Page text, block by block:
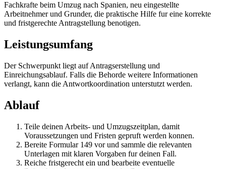
Fachkrafte beim Umzug nach Spanien, neu eingestellte
Arbeitnehmer und Grunder, die praktische Hilfe fur eine korrekte
und fristgerechte Antragstellung benotigen.
Leistungsumfang
Der Schwerpunkt liegt auf Antragserstellung und
Einreichungsablauf. Falls die Behorde weitere Informationen
verlangt, kann die Antwortkoordination unterstutzt werden.
Ablauf
Teile deinen Arbeits- und Umzugszeitplan, damit
Voraussetzungen und Fristen gepruft werden konnen.
Bereite Formular 149 vor und sammle die relevanten
Unterlagen mit klaren Vorgaben fur deinen Fall.
Reiche fristgerecht ein und bearbeite eventuelle